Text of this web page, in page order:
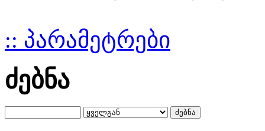
:: პარამეტრები
ძებნა